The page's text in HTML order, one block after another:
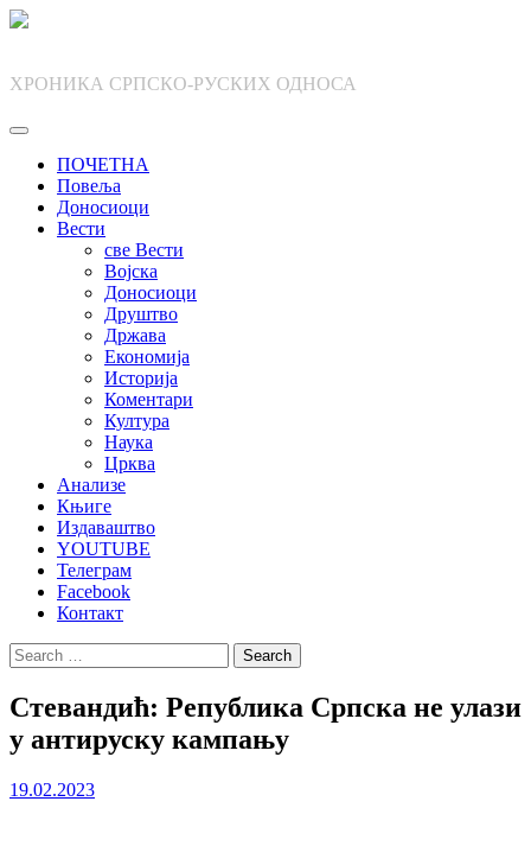
Skip
ХРОНИКА СРПСКО-РУСКИХ ОДНОСА
ПОЧЕТНА
Повеља
Доносиоци
Вести
све Вести
Војска
Доносиоци
Друштво
Држава
Економија
Историја
Коментари
Култура
Наука
Црква
Анализе
Књиге
Издаваштво
YOUTUBE
Телеграм
Facebook
Контакт
Search
for:
Стевандић: Република Српска не улази
у антируску кампању
19.02.2023